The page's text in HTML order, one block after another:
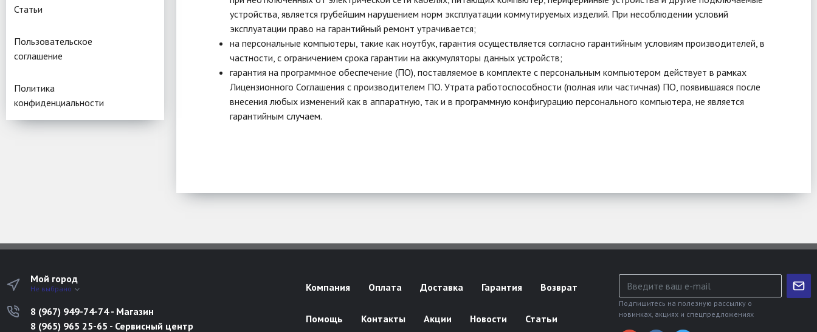
устройства, является грубейшим нарушением норм эксплуатации коммутируемых изделий. При несоблюдении условий
эксплуатации право на гарантийный ремонт утрачивается;
на персональные компьютеры, такие как ноутбук, гарантия осуществляется согласно гарантийным условиям производителей, в
частности, с ограничением срока гарантии на аккумуляторы данных устройств;
гарантия на программное обеспечение (ПО), поставляемое в комплекте с персональным компьютером действует в рамках
Лицензионного Соглашения с производителем ПО. Утрата работоспособности (полная или частичная) ПО, появившаяся после
внесения любых изменений как в аппаратную, так и в программную конфигурацию персонального компьютера, не является
гарантийным случаем.
Статьи
Пользовательское
соглашение
Политика
конфиденциальности
Мой город
Не выбрано
8 (967) 949-74-74 - Магазин
8 (965) 965 25-65 - Сервисный центр
Компания Оплата Доставка Гарантия Возврат
Помощь Контакты Акции Новости Статьи
Подпишитесь на полезную рассылку о
новинках, акциях и спецпредложениях